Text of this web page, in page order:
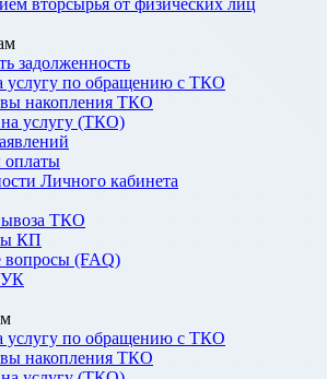
вторсырья от физических лиц
задолженность
услугу по обращению с ТКО
накопления ТКО
услугу (ТКО)
Личного кабинета
ТКО
КП
(FAQ)
УК
услугу по обращению с ТКО
накопления ТКО